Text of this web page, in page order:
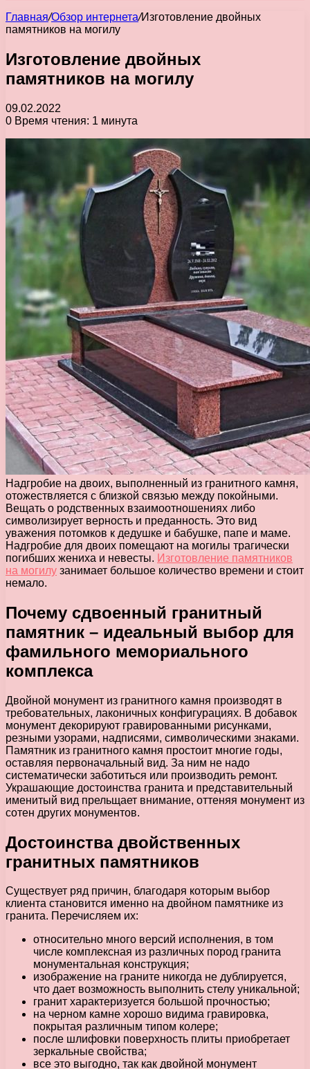
Главная/Обзор интернета/Изготовление двойных
памятников на могилу
Изготовление двойных
памятников на могилу
09.02.2022
0 Время чтения: 1 минута
Надгробие на двоих, выполненный из гранитного камня,
отожествляется с близкой связью между покойными.
Вещать о родственных взаимоотношениях либо
символизирует верность и преданность. Это вид
уважения потомков к дедушке и бабушке, папе и маме.
Надгробие для двоих помещают на могилы трагически
погибших жениха и невесты. Изготовление памятников
на могилу занимает большое количество времени и стоит
немало.
Почему сдвоенный гранитный
памятник – идеальный выбор для
фамильного мемориального
комплекса
Двойной монумент из гранитного камня производят в
требовательных, лаконичных конфигурациях. В добавок
монумент декорируют гравированными рисунками,
резными узорами, надписями, символическими знаками.
Памятник из гранитного камня простоит многие годы,
оставляя первоначальный вид. За ним не надо
систематически заботиться или производить ремонт.
Украшающие достоинства гранита и представительный
именитый вид прельщает внимание, оттеняя монумент из
сотен других монументов.
Достоинства двойственных
гранитных памятников
Существует ряд причин, благодаря которым выбор
клиента становится именно на двойном памятнике из
гранита. Перечисляем их:
относительно много версий исполнения, в том
числе комплексная из различных пород гранита
монументальная конструкция;
изображение на граните никогда не дублируется,
что дает возможность выполнить стелу уникальной;
гранит характеризуется большой прочностью;
на черном камне хорошо видима гравировка,
покрытая различным типом колере;
после шлифовки поверхность плиты приобретает
зеркальные свойства;
все это выгодно, так как двойной монумент